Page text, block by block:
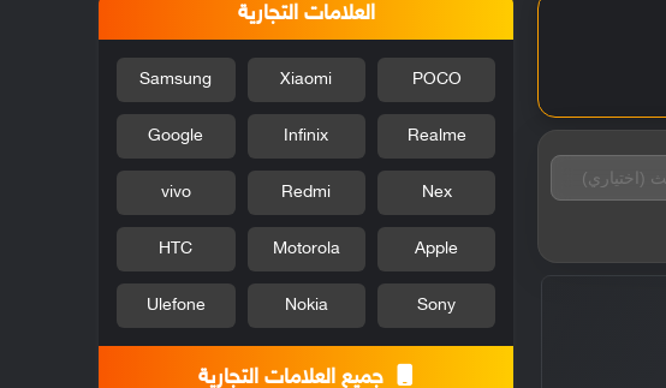
العلامات التجارية
POCO
Xiaomi
Samsung
Realme
Infinix
Google
Nex
Redmi
vivo
Apple
Motorola
HTC
Sony
Nokia
Ulefone
جميع العلامات التجارية